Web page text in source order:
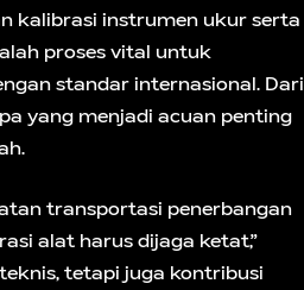
kalibrasi instrumen ukur serta
proses vital untuk
standar internasional. Dari
yang menjadi acuan penting
transportasi penerbangan
alat harus dijaga ketat,”
tetapi juga kontribusi